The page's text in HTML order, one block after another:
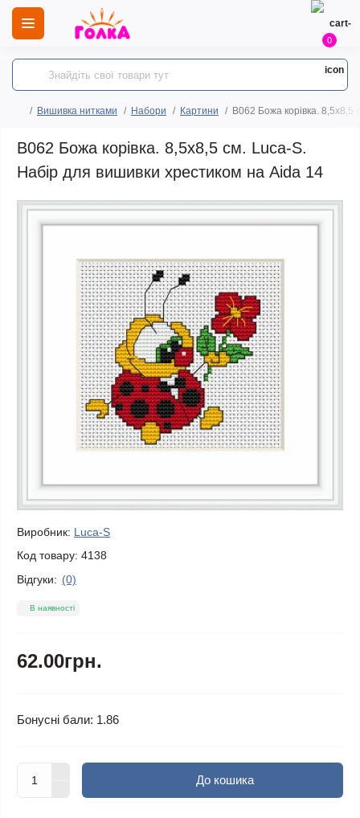
0
Вишивка нитками Набори Картини B062 Божа корівка.
B062 Божа корівка. 8,5х8,5 см. Luca-S.
Набір для вишивки хрестиком на Aida 14
Виробник: Luca-S
Код товару: 4138
Відгуки: (0)
В наявності
62.00грн.
Бонусні бали: 1.86
До кошика